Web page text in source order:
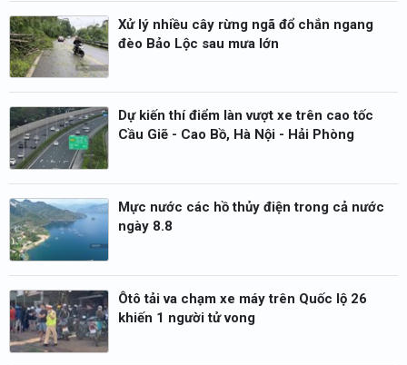
Xử lý nhiều cây rừng ngã đổ chắn ngang
đèo Bảo Lộc sau mưa lớn
Dự kiến thí điểm làn vượt xe trên cao tốc
Cầu Giẽ - Cao Bồ, Hà Nội - Hải Phòng
Mực nước các hồ thủy điện trong cả nước
ngày 8.8
Ôtô tải va chạm xe máy trên Quốc lộ 26
khiến 1 người tử vong